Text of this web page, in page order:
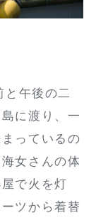
と午後の二
に渡り、一
っているの
女さんの体
で火を灯
ツから着替